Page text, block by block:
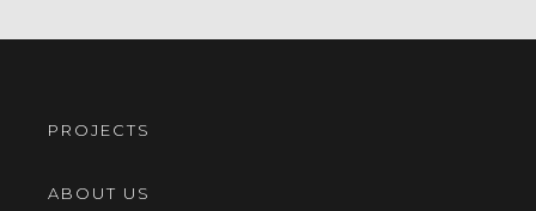
PROJECTS
ABOUT US